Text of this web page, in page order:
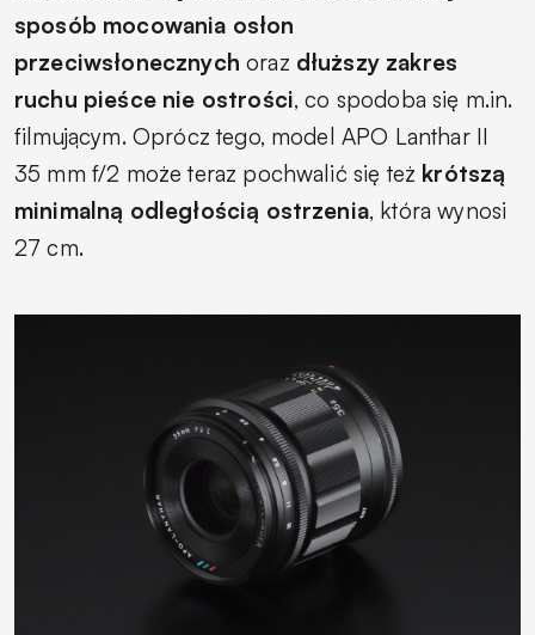
sposób mocowania osłon
przeciwsłonecznych oraz dłuższy zakres
ruchu pieśce nie ostrości, co spodoba się m.in.
filmującym. Oprócz tego, model APO Lanthar II
35 mm f/2 może teraz pochwalić się też krótszą
minimalną odległością ostrzenia, która wynosi
27 cm.